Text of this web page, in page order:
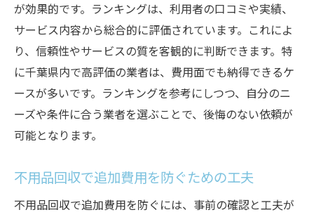
が効果的です。ランキングは、利用者の口コミや実績、
サービス内容から総合的に評価されています。これによ
り、信頼性やサービスの質を客観的に判断できます。特
に千葉県内で高評価の業者は、費用面でも納得できるケ
ースが多いです。ランキングを参考にしつつ、自分のニ
ーズや条件に合う業者を選ぶことで、後悔のない依頼が
可能となります。
不用品回収で追加費用を防ぐための工夫
不用品回収で追加費用を防ぐには、事前の確認と工夫が